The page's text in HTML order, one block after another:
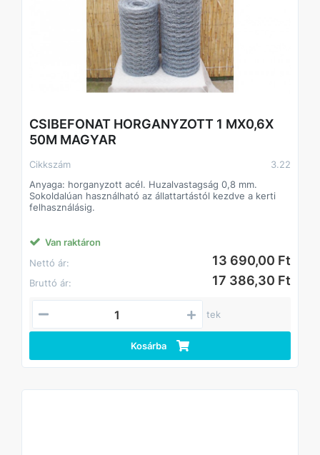
CSIBEFONAT HORGANYZOTT 1 MX0,6X
50M MAGYAR
Cikkszám
3.22
Anyaga: horganyzott acél. Huzalvastagság 0,8 mm.
Sokoldalúan használható az állattartástól kezdve a kerti
felhasználásig.
Van raktáron
Nettó ár:
13 690,00 Ft
Bruttó ár: 17 386,30 Ft
tek
Kosárba